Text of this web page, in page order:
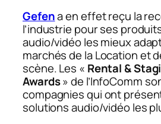
Gefena en effet reçu la
l’industrie pour ses
audio/vidéo les mieux
marchés de la Location et
scène. Les « Rental &
Awards» de l’InfoComm
compagnies qui ont
solutions audio/vidéo les